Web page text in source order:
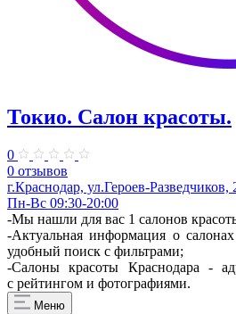
Токио. Салон красоты.
0
0 отзывов
г.Краснодар, ул.Героев-Разведчиков,
Пн-Вс 09:30-20:00
-Мы нашли для вас 1 салонов
-Актуальная информация о
удобный поиск с фильтрами;
-Салоны красоты Краснодара -
с рейтингом и фотографиями.
Меню